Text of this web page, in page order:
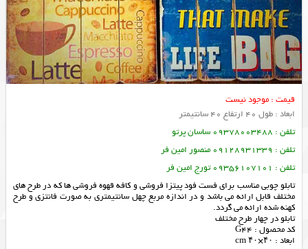
قیمت : موجود نیست
ابعاد : طول 40 ارتفاع 40 سانتیمتر
تلفن : 09378003488 ساسان پرتو
تلفن : 09128931339 منصور امین فر
تلفن : 09356107101 تورج امین فر
تابلو چوبی مناسب برای فست فود پیتزا فروشی و کافه قهوه فروشی ها که در طرح های
مختلف قابل ارائه می باشد و در اندازه مربع چهل سانتیمتری به صورت فانتزی و طرح
کهنه شده ارائه می گردد.
تابلو در چهار طرح مختلف
کد محصول : G44
ابعاد : ۴۰×۴۰ cm